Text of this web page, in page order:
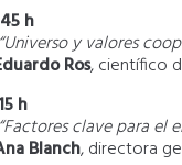
h
y valores
Ros, científico
h
clave para
Blanch, directora